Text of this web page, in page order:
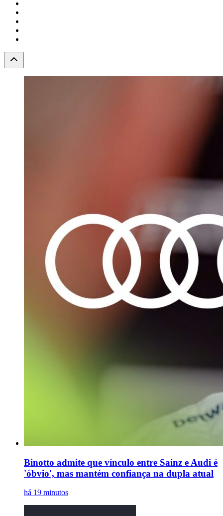
Binotto admite que vínculo entre Sainz e Audi é
'óbvio', mas mantém confiança na dupla atual
há 19 minutos